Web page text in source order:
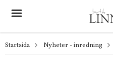
Startsida Nyheter - inredning